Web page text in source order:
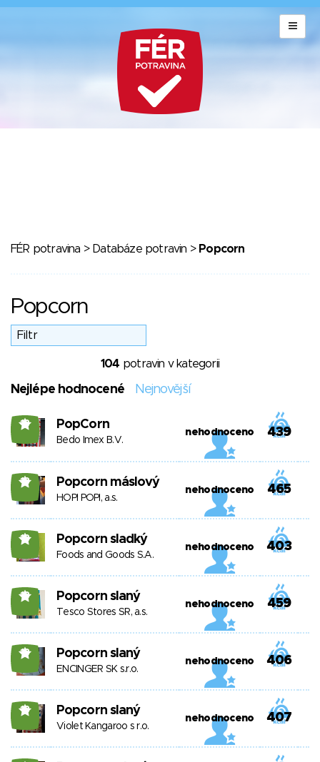
FÉR potravina > Databáze potravin > Popcorn
Popcorn
104 potravin v kategorii
Nejlépe hodnocené Nejnovější
18 PopCorn
Bedo Imex B.V.
nehodnoceno 439
18 Popcorn máslový
HOPI POPI, a.s.
nehodnoceno 465
18 Popcorn sladký
Foods and Goods S.A.
nehodnoceno 403
18 Popcorn slaný
Tesco Stores SR, a.s.
nehodnoceno 459
18 Popcorn slaný
ENCINGER SK s.r.o.
nehodnoceno 406
18 Popcorn slaný
Violet Kangaroo s r.o.
nehodnoceno 407